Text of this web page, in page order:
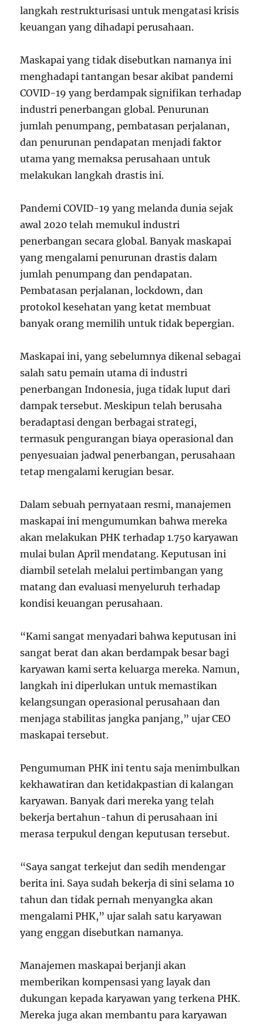
langkah restrukturisasi untuk mengatasi krisis
keuangan yang dihadapi perusahaan.
Maskapai yang tidak disebutkan namanya ini
menghadapi tantangan besar akibat pandemi
COVID-19 yang berdampak signifikan terhadap
industri penerbangan global. Penurunan
jumlah penumpang, pembatasan perjalanan,
dan penurunan pendapatan menjadi faktor
utama yang memaksa perusahaan untuk
melakukan langkah drastis ini.
Pandemi COVID-19 yang melanda dunia sejak
awal 2020 telah memukul industri
penerbangan secara global. Banyak maskapai
yang mengalami penurunan drastis dalam
jumlah penumpang dan pendapatan.
Pembatasan perjalanan, lockdown, dan
protokol kesehatan yang ketat membuat
banyak orang memilih untuk tidak bepergian.
Maskapai ini, yang sebelumnya dikenal sebagai
salah satu pemain utama di industri
penerbangan Indonesia, juga tidak luput dari
dampak tersebut. Meskipun telah berusaha
beradaptasi dengan berbagai strategi,
termasuk pengurangan biaya operasional dan
penyesuaian jadwal penerbangan, perusahaan
tetap mengalami kerugian besar.
Dalam sebuah pernyataan resmi, manajemen
maskapai ini mengumumkan bahwa mereka
akan melakukan PHK terhadap 1.750 karyawan
mulai bulan April mendatang. Keputusan ini
diambil setelah melalui pertimbangan yang
matang dan evaluasi menyeluruh terhadap
kondisi keuangan perusahaan.
“Kami sangat menyadari bahwa keputusan ini
sangat berat dan akan berdampak besar bagi
karyawan kami serta keluarga mereka. Namun,
langkah ini diperlukan untuk memastikan
kelangsungan operasional perusahaan dan
menjaga stabilitas jangka panjang,” ujar CEO
maskapai tersebut.
Pengumuman PHK ini tentu saja menimbulkan
kekhawatiran dan ketidakpastian di kalangan
karyawan. Banyak dari mereka yang telah
bekerja bertahun-tahun di perusahaan ini
merasa terpukul dengan keputusan tersebut.
“Saya sangat terkejut dan sedih mendengar
berita ini. Saya sudah bekerja di sini selama 10
tahun dan tidak pernah menyangka akan
mengalami PHK,” ujar salah satu karyawan
yang enggan disebutkan namanya.
Manajemen maskapai berjanji akan
memberikan kompensasi yang layak dan
dukungan kepada karyawan yang terkena PHK.
Mereka juga akan membantu para karyawan